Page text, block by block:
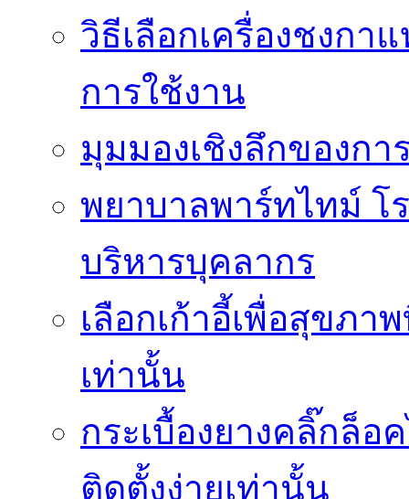
วิธีเลือกเครื่องชงกา
การใช้งาน
มุมมองเชิงลึกของก
พยาบาลพาร์ทไทม์ โ
บริหารบุคลากร
เลือกเก้าอี้เพื่อสุขภา
เท่านั้น
กระเบื้องยางคลิ๊กล็อ
ติดตั้งง่ายเท่านั้น